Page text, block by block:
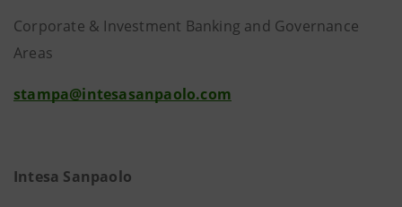
Corporate & Investment Banking and Governance
Areas
stampa@intesasanpaolo.com
Intesa Sanpaolo